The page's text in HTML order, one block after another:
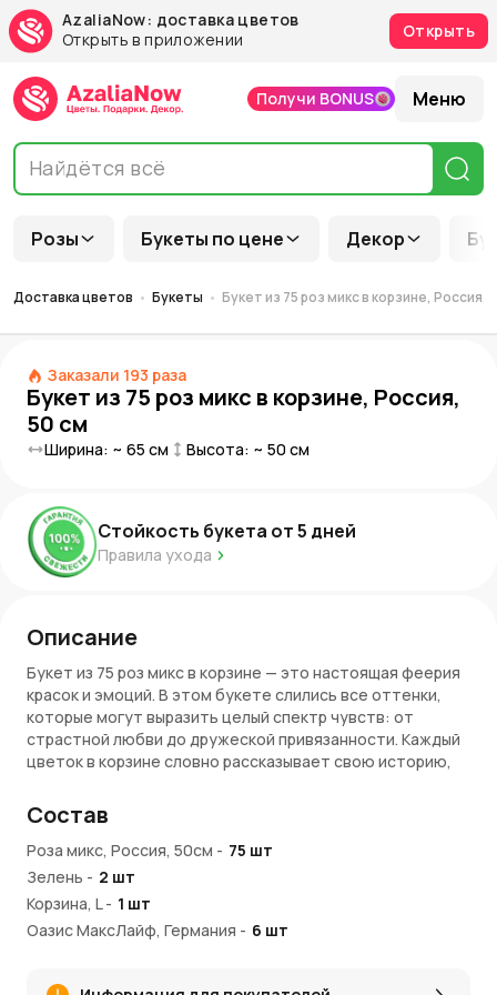
AzaliaNow: доставка цветов
Открыть в приложении
Открыть
Розы Букеты по цене Декор
Получи BONUS Меню
Доставка цветов Букеты Букет из 75 роз микс в корзине, Россия,
Заказали 193 раза
Букет из 75 роз микс в корзине, Россия,
50 см
Ширина: ~ 65 см Высота: ~ 50 см
Стойкость букета от5 дней
Правила ухода
Описание
Букет из 75 роз микс в корзине — это настоящая феерия
красок и эмоций. В этом букете слились все оттенки,
которые могут выразить целый спектр чувств: от
страстной любви до дружеской привязанности. Каждый
цветок в корзине словно рассказывает свою историю,
различных оттенков — от глубоких красных до нежных
розовых и оранжевых — размещены в уютной корзине,
что делает этот букет по-настоящему эффектным и
запоминающимся.
Символика букета
Состав
Роза микс, Россия, 50см - 75 шт
Зелень - 2 шт
Корзина, L- 1 шт
Оазис МаксЛайф, Германия - 6 шт